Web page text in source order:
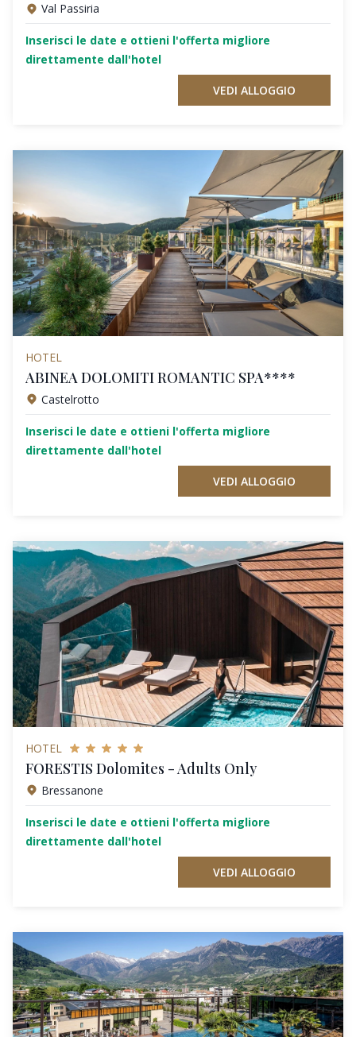
Val Passiria
Inserisci le date e ottieni l'offerta migliore
direttamente dall'hotel
VEDI ALLOGGIO
HOTEL
ABINEA DOLOMITI ROMANTIC SPA****
Castelrotto
Inserisci le date e ottieni l'offerta migliore
direttamente dall'hotel
VEDI ALLOGGIO
HOTEL
FORESTIS Dolomites - Adults Only
Bressanone
Inserisci le date e ottieni l'offerta migliore
direttamente dall'hotel
VEDI ALLOGGIO